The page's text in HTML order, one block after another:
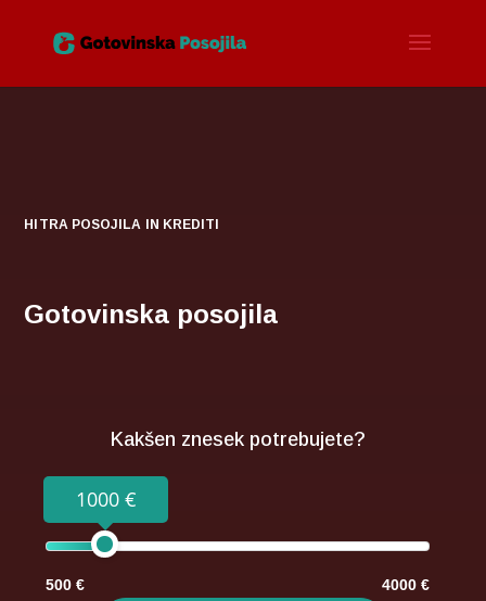
HITRA POSOJILA IN KREDITI
Gotovinska posojila
Kakšen znesek potrebujete?
1000 €
500 € 4000 €